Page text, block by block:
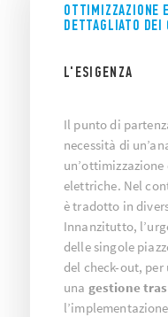
OTTIMIZZAZIONE
DETTAGLIATO DEI
L'ESIGENZA
Il punto di
necessità di
elettriche. Nel
è tradotto in
Innanzitutto,
delle singole
del check-out,
una gestione